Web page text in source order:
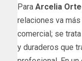
Para Arcelia
relaciones va
comercial; se
y duraderos que